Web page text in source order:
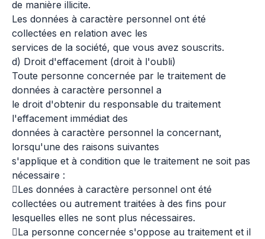
de manière illicite.
Les données à caractère personnel ont été
collectées en relation avec les
services de la société, que vous avez souscrits.
d) Droit d'effacement (droit à l'oubli)
Toute personne concernée par le traitement de
données à caractère personnel a
le droit d'obtenir du responsable du traitement
l'effacement immédiat des
données à caractère personnel la concernant,
lorsqu'une des raisons suivantes
s'applique et à condition que le traitement ne soit pas
nécessaire :
Les données à caractère personnel ont été
collectées ou autrement traitées à des fins pour
lesquelles elles ne sont plus nécessaires.
La personne concernée s'oppose au traitement et il